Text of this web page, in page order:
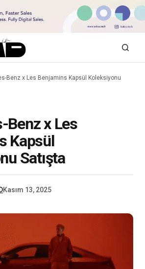
Benz x Les Benjamins Kapsül Koleksiyonu
Benz x Les
Kapsül
Satışta
Kasım 13, 2025